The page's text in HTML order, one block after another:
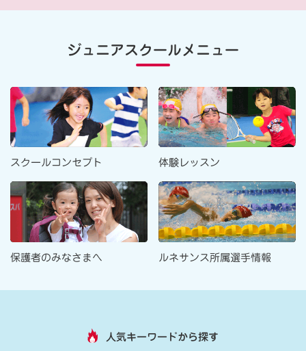
ジュニアスクールメニュー
スクールコンセプト 体験レッスン
保護者のみなさまへ ルネサンス所属選手情報
人気キーワードから探す